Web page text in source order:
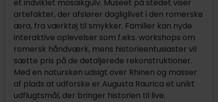
et indviklet mosaikgulv. Museet på stedet viser
artefakter, der afslører dagliglivet i den romerske
æra, fra værktøj til smykker. Familier kan nyde
interaktive oplevelser som f.eks. workshops om
romersk håndværk, mens historieentusiaster vil
sætte pris på de detaljerede rekonstruktioner.
Med en naturskøn udsigt over Rhinen og masser
af plads at udforske er Augusta Raurica et unikt
udflugtsmål, der bringer historien til live.